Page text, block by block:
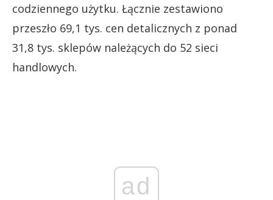
codziennego użytku. Łącznie zestawiono
przeszło 69,1 tys. cen detalicznych z ponad
31,8 tys. sklepów należących do 52 sieci
handlowych.
ad